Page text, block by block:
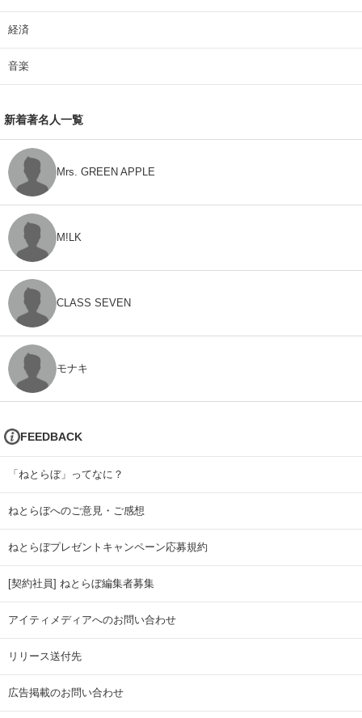
経済
音楽
新着著名人一覧
Mrs. GREEN APPLE
M!LK
CLASS SEVEN
モナキ
FEEDBACK
「ねとらぼ」ってなに？
ねとらぼへのご意見・ご感想
ねとらぼプレゼントキャンペーン応募規約
[契約社員] ねとらぼ編集者募集
アイティメディアへのお問い合わせ
リリース送付先
広告掲載のお問い合わせ